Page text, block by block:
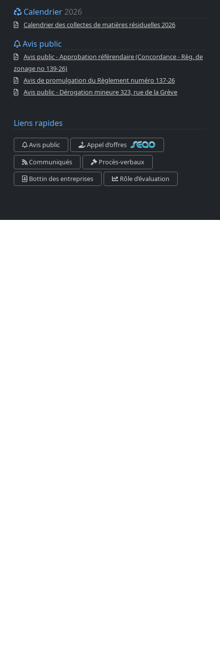
Liens rapides
Avis public
Appel d’offres
Communiqués
Procès-verbaux
Bottin des entreprises
Rôle d’évaluation
Calendrier 2026
Calendrier des collectes de matières résiduelles 2026
Avis public
Avis public - Approbation référendaire (Concordance - Règ. de
zonage no 139-26)
Avis de promulgation du Règlement numéro 137-26
Avis public - Dérogation mineure 323, rue de la Grève